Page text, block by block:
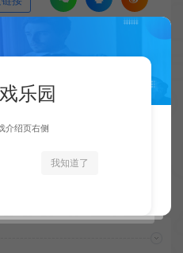
已经没有下一篇了!
乐园
介绍页右侧
我知道了